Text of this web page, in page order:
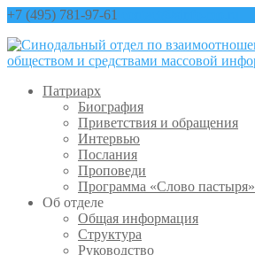
+7 (495) 781-97-61
Патриарх
Биография
Приветствия и обращения
Интервью
Послания
Проповеди
Программа «Слово пастыря»
Об отделе
Общая информация
Структура
Руководство